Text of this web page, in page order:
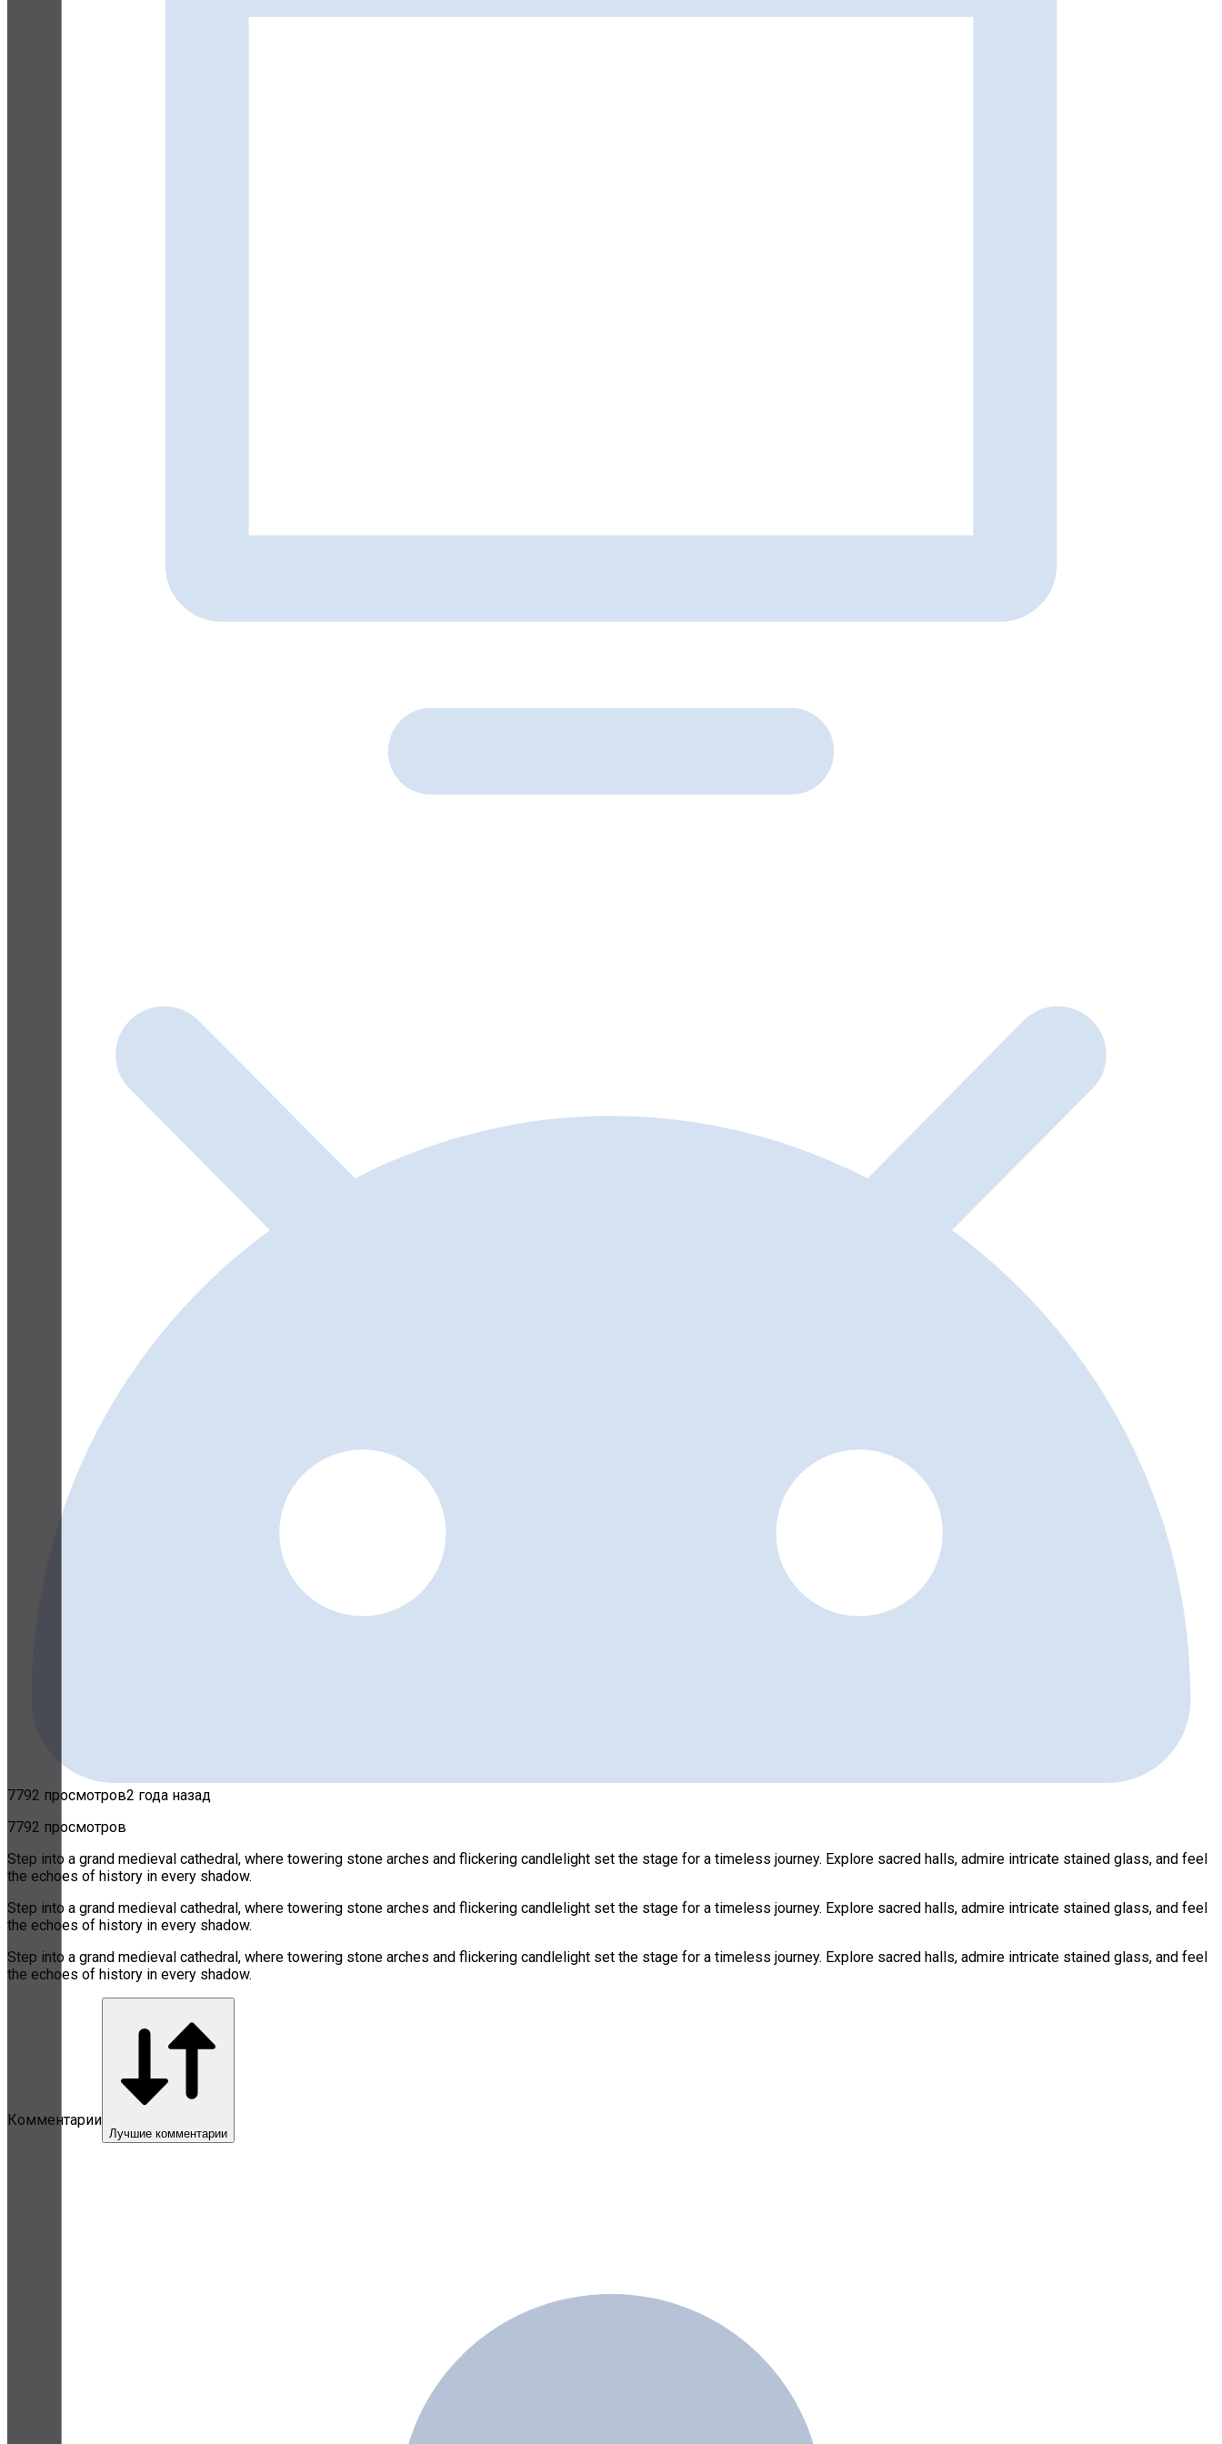
7792 просмотров2 года назад
7792 просмотров
Step into a grand medieval cathedral, where towering stone arches and flickering candlelight set the stage for a timeless journey. Explore sacred halls, admire intricate stained glass, and feel
the echoes of history in every shadow.
Step into a grand medieval cathedral, where towering stone arches and flickering candlelight set the stage for a timeless journey. Explore sacred halls, admire intricate stained glass, and feel
the echoes of history in every shadow.
Step into a grand medieval cathedral, where towering stone arches and flickering candlelight set the stage for a timeless journey. Explore sacred halls, admire intricate stained glass, and feel
the echoes of history in every shadow.
Комментарии
Лучшие комментарии